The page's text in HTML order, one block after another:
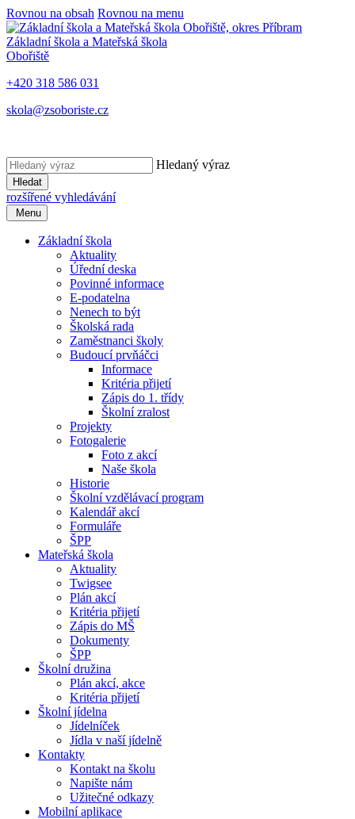
Rovnou na obsah Rovnou na menu
Základní škola a Mateřská škola
Obořiště
+420 318 586 031
skola@zsoboriste.cz
Hledaný výraz
Hledat
rozšířené vyhledávání
Menu
Základní škola
Aktuality
Úřední deska
Povinné informace
E-podatelna
Nenech to být
Školská rada
Zaměstnanci školy
Budoucí prvňáčci
Informace
Kritéria přijetí
Zápis do 1. třídy
Školní zralost
Projekty
Fotogalerie
Foto z akcí
Naše škola
Historie
Školní vzdělávací program
Kalendář akcí
Formuláře
ŠPP
Mateřská škola
Aktuality
Twigsee
Plán akcí
Kritéria přijetí
Zápis do MŠ
Dokumenty
ŠPP
Školní družina
Plán akcí, akce
Kritéria přijetí
Školní jídelna
Jídelníček
Jídla v naší jídelně
Kontakty
Kontakt na školu
Napište nám
Užitečné odkazy
Mobilní aplikace